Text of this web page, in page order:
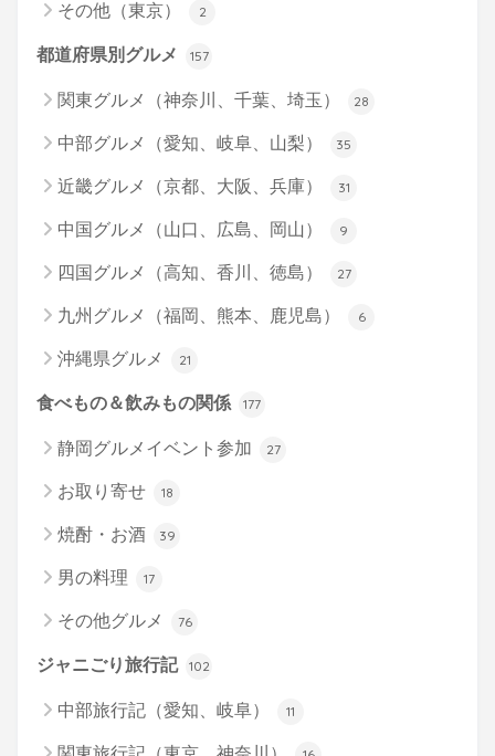
その他（東京） 2
都道府県別グルメ 157
関東グルメ（神奈川、千葉、埼玉） 28
中部グルメ（愛知、岐阜、山梨） 35
近畿グルメ（京都、大阪、兵庫） 31
中国グルメ（山口、広島、岡山） 9
四国グルメ（高知、香川、徳島） 27
九州グルメ（福岡、熊本、鹿児島） 6
沖縄県グルメ 21
食べもの＆飲みもの関係 177
静岡グルメイベント参加 27
お取り寄せ 18
焼酎・お酒 39
男の料理 17
その他グルメ 76
ジャニごり旅行記 102
中部旅行記（愛知、岐阜） 11